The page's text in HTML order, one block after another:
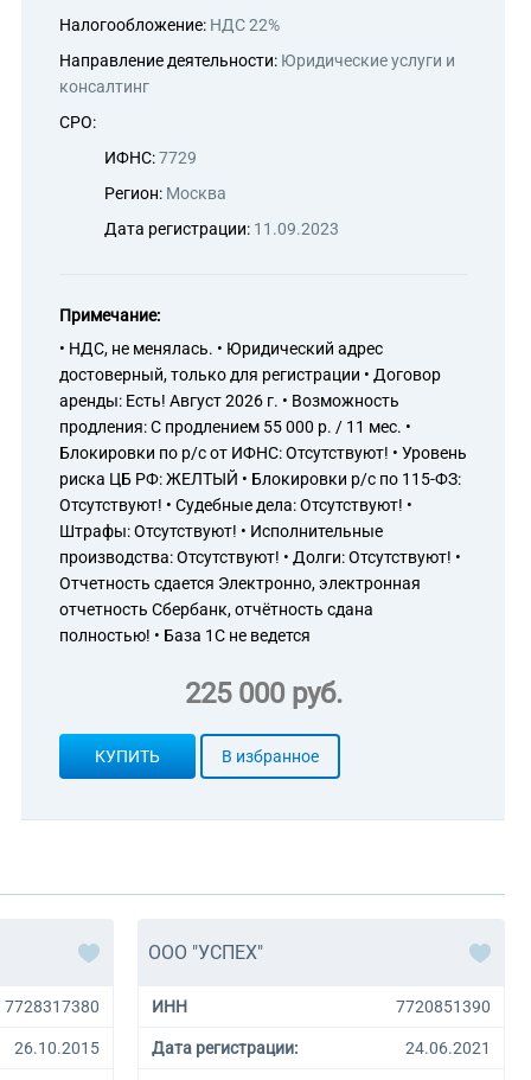
Налогообложение: НДС 22%
Направление деятельности: Юридические услуги и
консалтинг
СРО:
ИФНС:7729
Регион: Москва
Дата регистрации: 11.09.2023
Примечание:
• НДС, не менялась. • Юридический адрес
достоверный, только для регистрации • Договор
аренды: Есть! Август 2026 г. • Возможность
продления: С продлением 55 000 р. / 11 мес. •
Блокировки по р/с от ИФНС: Отсутствуют! • Уровень
риска ЦБ РФ: ЖЕЛТЫЙ • Блокировки р/с по 115-ФЗ:
Отсутствуют! • Судебные дела: Отсутствуют! •
Штрафы: Отсутствуют! • Исполнительные
производства: Отсутствуют! • Долги: Отсутствуют! •
Отчетность сдается Электронно, электронная
отчетность Сбербанк, отчётность сдана
полностью! • База 1С не ведется
225 000 руб.
КУПИТЬ В избранное
7728317380
26.10.2015
ООО "УСПЕХ"
ИНН 7720851390
Дата регистрации: 24.06.2021